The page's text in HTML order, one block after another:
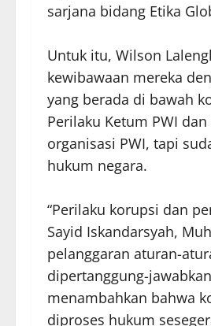
sarjana bidang Etika
Untuk itu, Wilson
kewibawaan mereka
yang berada di bawah
Perilaku Ketum PWI
organisasi PWI, tapi
hukum negara.
“Perilaku korupsi dan
Sayid Iskandarsyah,
pelanggaran aturan-
dipertanggung-
menambahkan bahwa
diproses hukum